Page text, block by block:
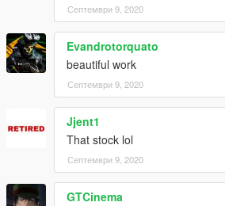
Септември 9, 2020
Evandrotorquato
beautiful work
Септември 9, 2020
Jjent1
That stock lol
Септември 9, 2020
GTCinema